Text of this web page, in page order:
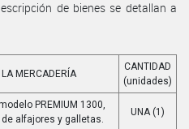
de bienes se detallan a
MERCADERÍA
CANTIDAD
(unidades)
PREMIUM 1300,
alfajores y galletas.
UNA (1)